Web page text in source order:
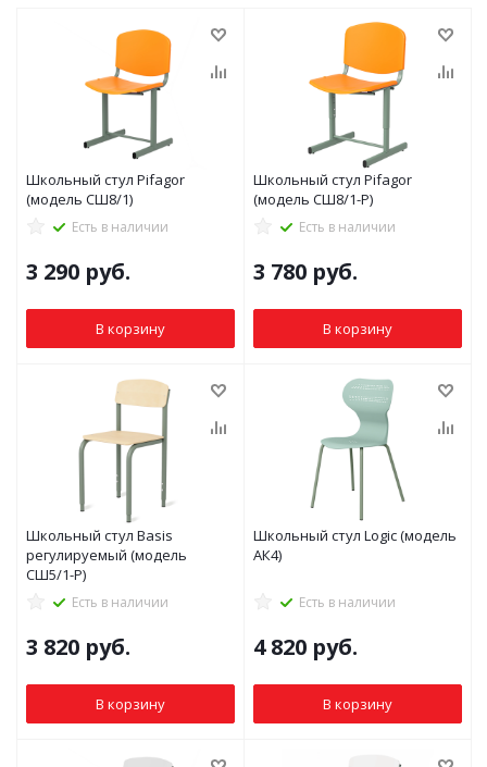
Школьный стул Pifagor
(модель СШ8/1)
Есть в наличии
3 290 руб.
В корзину
Школьный стул Pifagor
(модель СШ8/1-Р)
Есть в наличии
3 780 руб.
В корзину
Школьный стул Basis
регулируемый (модель
СШ5/1-Р)
Есть в наличии
3 820 руб.
В корзину
Школьный стул Logic (модель
АК4)
Есть в наличии
4 820 руб.
В корзину